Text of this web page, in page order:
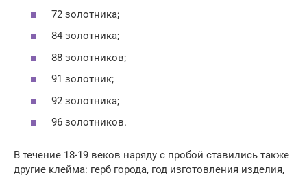
72 золотника;
84 золотника;
88 золотников;
91 золотник;
92 золотника;
96 золотников.
В течение 18-19 веков наряду с пробой ставились также
другие клейма: герб города, год изготовления изделия,